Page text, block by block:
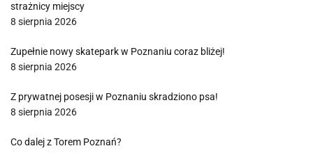
strażnicy miejscy
8 sierpnia 2026
Zupełnie nowy skatepark w Poznaniu coraz bliżej!
8 sierpnia 2026
Z prywatnej posesji w Poznaniu skradziono psa!
8 sierpnia 2026
Co dalej z Torem Poznań?